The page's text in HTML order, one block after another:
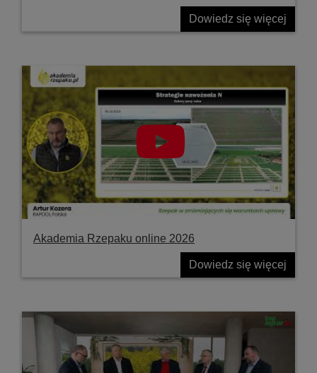
Dowiedz się więcej
Akademia Rzepaku online 2026
Dowiedz się więcej